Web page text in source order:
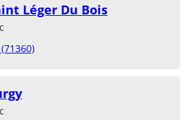
Léger Du Bois